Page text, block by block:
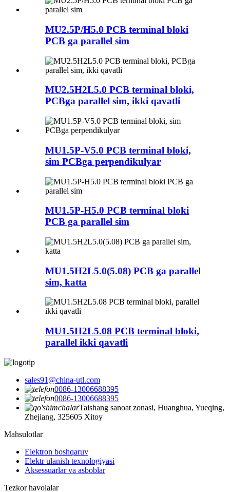
MU2.5P/H5.0 PCB terminal bloki
PCB ga parallel sim
MU2.5H2L5.0 PCB terminal bloki,
PCBga parallel sim, ikki qavatli
MU1.5P-V5.0 PCB terminal bloki,
sim PCBga perpendikulyar
MU1.5P-H5.0 PCB terminal bloki
PCB ga parallel sim
MU1.5H2L5.0(5.08) PCB ga parallel
sim, katta
MU1.5H2L5.08 PCB terminal bloki,
parallel ikki qavatli
sales91@china-utl.com
0086-13006688395
0086-13006688395
Taishang sanoat zonasi, Huanghua, Yueqing,
Zhejiang, 325605 Xitoy
Mahsulotlar
Elektron boshqaruv
Elektr ulanish texnologiyasi
Aksessuarlar va asboblar
Tezkor havolalar